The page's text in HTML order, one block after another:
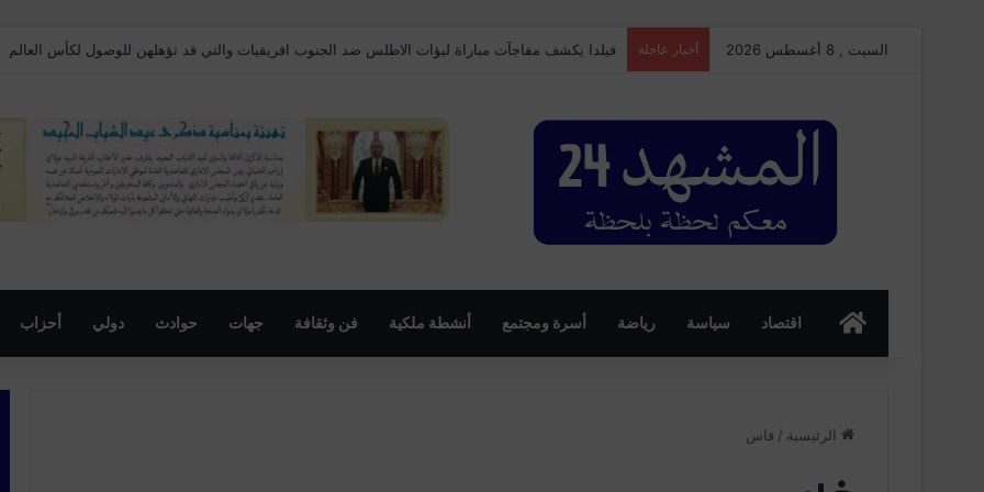
السبت , 8 أغسطس 2026 أخبار عاجلة كواليس حادث طفل مغربي هز المنصات الاجتماعية بتوسله لضابط إسباني لكي لا يعيده للمغرب .
الرئسيةاقتصاد سياسة رياضة أسرة ومجتمع أنشطة ملكية فن وثقافة جهات حوادث دولي أحزاب
الرئيسية / فاس